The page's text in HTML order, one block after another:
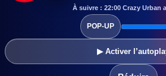
Seine-et-
Hôpital de
À suivre : 22:00 Crazy Urban
▶ Activer
POP-UP